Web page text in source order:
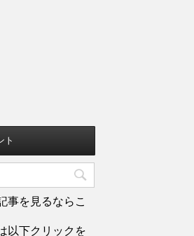
ト
事を見るならこ
以下クリックを